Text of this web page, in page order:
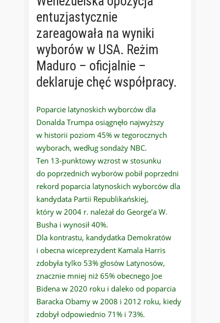
entuzjastycznie
zareagowała na wyniki
wyborów w USA. Reżim
Maduro – oficjalnie –
deklaruje chęć współpracy.
Poparcie latynoskich wyborców dla
Donalda Trumpa osiągnęło najwyższy
w historii poziom 45% w tegorocznych
wyborach, według sondaży NBC.
Ten 13-punktowy wzrost w stosunku
do poprzednich wyborów pobił poprzedni
rekord poparcia latynoskich wyborców dla
kandydata Partii Republikańskiej,
który w 2004 r. należał do George’a W.
Busha i wynosił 40%.
Dla kontrastu, kandydatka Demokratów
i obecna wiceprezydent Kamala Harris
zdobyła tylko 53% głosów Latynosów,
znacznie mniej niż 65% obecnego Joe
Bidena w 2020 roku i daleko od poparcia
Baracka Obamy w 2008 i 2012 roku, kiedy
zdobył odpowiednio 71% i 73%.